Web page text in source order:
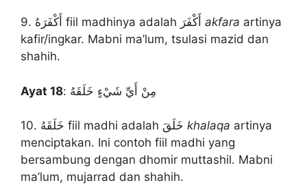
akfara artinya
kafir/ingkar. Mabni ma’lum, tsulasi mazid dan
shahih.
Ayat 18 : مِنْ أَيِّ شَيْءٍ خَلَقَهُ
khalaqa artinya
menciptakan. Ini contoh fiil madhi yang
bersambung dengan dhomir muttashil. Mabni
ma’lum, mujarrad dan shahih.